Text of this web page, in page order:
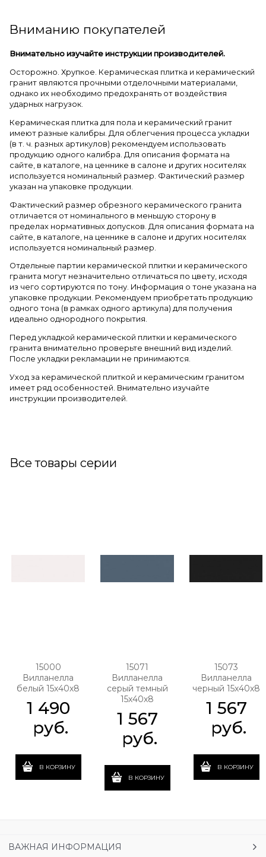
Вниманию покупателей
Внимательно изучайте инструкции производителей.
Осторожно. Хрупкое. Керамическая плитка и керамический
гранит являются прочными отделочными материалами,
однако их необходимо предохранять от воздействия
ударных нагрузок.
Керамическая плитка для пола и керамический гранит
имеют разные калибры. Для облегчения процесса укладки
(в т. ч. разных артикулов) рекомендуем использовать
продукцию одного калибра. Для описания формата на
сайте, в каталоге, на ценнике в салоне и других носителях
используется номинальный размер. Фактический размер
указан на упаковке продукции.
Фактический размер обрезного керамического гранита
отличается от номинального в меньшую сторону в
пределах нормативных допусков. Для описания формата на
сайте, в каталоге, на ценнике в салоне и других носителях
используется номинальный размер.
Отдельные партии керамической плитки и керамического
гранита могут незначительно отличаться по цвету, исходя
из чего сортируются по тону. Информация о тоне указана на
упаковке продукции. Рекомендуем приобретать продукцию
одного тона (в рамках одного артикула) для получения
идеально однородного покрытия.
Перед укладкой керамической плитки и керамического
гранита внимательно проверьте внешний вид изделий.
После укладки рекламации не принимаются.
Уход за керамической плиткой и керамическим гранитом
имеет ряд особенностей. Внимательно изучайте
инструкции производителей.
Все товары серии
15000
Вилланелла
белый 15х40х8
1 490
руб.
В КОРЗИНУ
15071
Вилланелла
серый темный
15х40х8
1 567
руб.
В КОРЗИНУ
15073
Вилланелла
черный 15х40х8
1 567
руб.
В КОРЗИНУ
ВАЖНАЯ ИНФОРМАЦИЯ